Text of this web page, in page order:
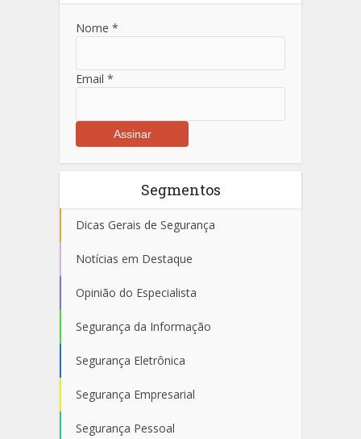
Nome *
Email *
Segmentos
Dicas Gerais de Segurança
Notícias em Destaque
Opinião do Especialista
Segurança da Informação
Segurança Eletrônica
Segurança Empresarial
Segurança Pessoal